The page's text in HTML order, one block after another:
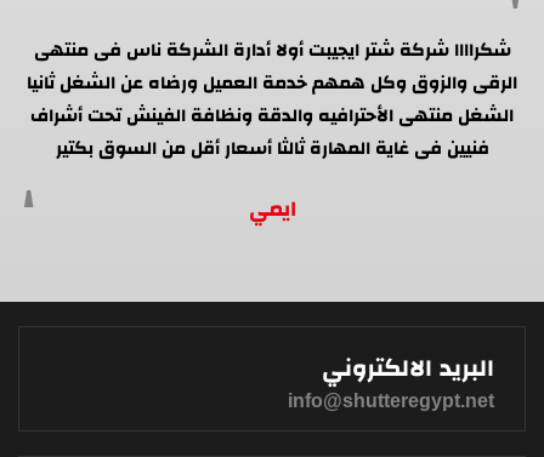
شكراااا شركة شتر ايجيبت أولا أدارة الشركة ناس فى منتهى
الرقى والزوق وكل همهم خدمة العميل ورضاه عن الشغل ثانيا
الشغل منتهى الأحترافيه والدقة ونظافة الفينش تحت أشراف
فنيين فى غاية المهارة ثالثا أسعار أقل من السوق بكتير
ايمي
البريد الالكتروني
info@shutteregypt.net